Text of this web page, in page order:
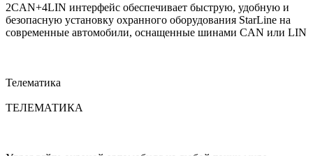
2CAN+4LIN интерфейс обеспечивает быструю, удобную и
безопасную установку охранного оборудования StarLine на
современные автомобили, оснащенные шинами CAN или LIN
Телематика
ТЕЛЕМАТИКА